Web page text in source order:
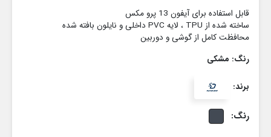
قابل استفاده برای آیفون 13 پرو مکس
ساخته شده از TPU ، لایه PVC داخلی و نایلون بافته شده
محافظت کامل از گوشی و دوربین
رنگ: مشکی
برند:
رنگ: